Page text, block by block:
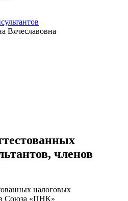
Вячеславовна
членов
налоговых
Союза «ПНК»